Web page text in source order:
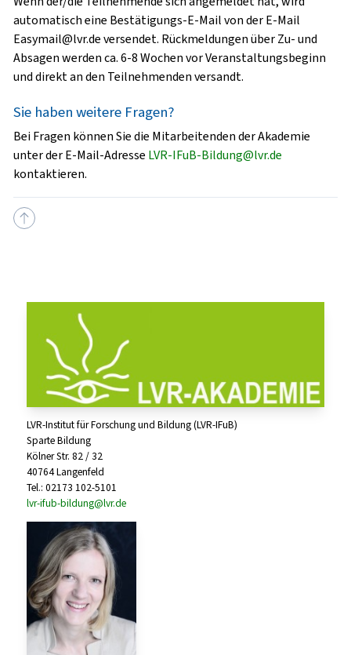
automatisch eine Bestätigungs-E-Mail von der E-Mail
Easymail@lvr.de versendet. Rückmeldungen über Zu- und
Absagen werden ca. 6-8 Wochen vor Veranstaltungsbeginn
und direkt an den Teilnehmenden versandt.
Sie haben weitere Fragen?
Bei Fragen können Sie die Mitarbeitenden der Akademie
unter der E-Mail-Adresse LVR-IFuB-Bildung@lvr.de
kontaktieren.
LVR-Institut für Forschung und Bildung (LVR-IFuB)
Sparte Bildung
Kölner Str. 82 / 32
40764 Langenfeld
Tel.: 02173 102-5101
lvr-ifub-bildung@lvr.de